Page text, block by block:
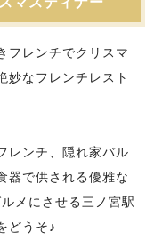
フレンチでクリスマ
妙なフレンチレスト
レンチ、隠れ家バル
器で供される優雅な
メにさせる三ノ宮駅
どうそ♪